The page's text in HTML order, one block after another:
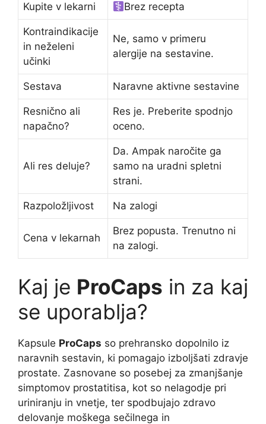
Kupite v lekarni Brez recepta
Kontraindikacije
in neželeni
učinki
Ne, samo v primeru
alergije na sestavine.
Sestava Naravne aktivne sestavine
Resnično ali
napačno?
Res je. Preberite spodnjo
oceno.
Ali res deluje?
Da. Ampak naročite ga
samo na uradni spletni
strani.
Razpoložljivost Na zalogi
Cena v lekarnah
Brez popusta. Trenutno ni
na zalogi.
Kaj je ProCaps in za kaj
se uporablja?
Kapsule ProCaps so prehransko dopolnilo iz
naravnih sestavin, ki pomagajo izboljšati zdravje
prostate. Zasnovane so posebej za zmanjšanje
simptomov prostatitisa, kot so nelagodje pri
uriniranju in vnetje, ter spodbujajo zdravo
delovanje moškega sečilnega in